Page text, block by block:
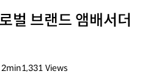
벌 브랜드 앰배서더
2min1,331 Views